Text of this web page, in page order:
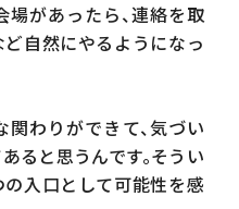
があったら、連絡を取
自然にやるようになっ
わりができて、気づい
ると思うんです。そうい
入口として可能性を感